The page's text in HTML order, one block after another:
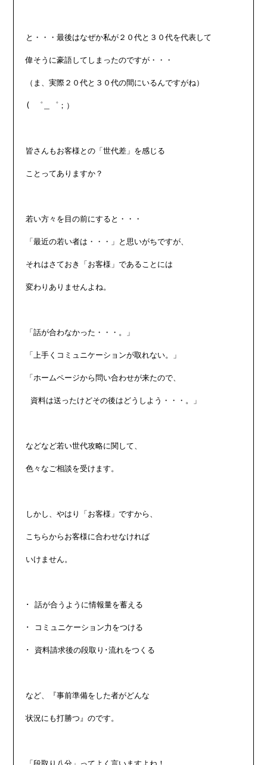
と・・・最後はなぜか私が２０代と３０代を代表して
偉そうに豪語してしまったのですが・・・
（ま、実際２０代と３０代の間にいるんですがね）
( ゜＿゜；）
皆さんもお客様との「世代差」を感じる
ことってありますか？
若い方々を目の前にすると・・・
「最近の若い者は・・・」と思いがちですが、
それはさておき「お客様」であることには
変わりありませんよね。
「話が合わなかった・・・。」
「上手くコミュニケーションが取れない。」
「ホームページから問い合わせが来たので、
資料は送ったけどその後はどうしよう・・・。」
などなど若い世代攻略に関して、
色々なご相談を受けます。
しかし、やはり「お客様」ですから、
こちらからお客様に合わせなければ
いけません。
･ 話が合うように情報量を蓄える
･ コミュニケーション力をつける
･ 資料請求後の段取り･流れをつくる
など、『事前準備をした者がどんな
状況にも打勝つ』のです。